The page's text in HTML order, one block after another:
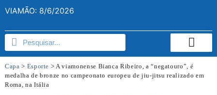
VIAMÃO: 8/6/2026
Capa > Esporte > A viamonense Bianca Ribeiro, a “negatouro”, é
medalha de bronze no campeonato europeu de jiu-jitsu realizado em
Roma, na Itália